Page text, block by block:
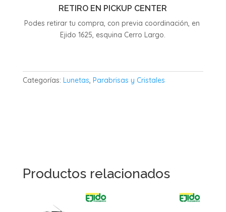
RETIRO EN PICKUP CENTER
Podes retirar tu compra, con previa coordinación, en
Ejido 1625, esquina Cerro Largo.
Categorías: Lunetas, Parabrisas y Cristales
Productos relacionados